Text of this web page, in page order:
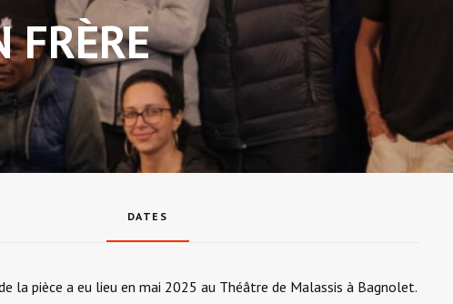
FRÈRE
DATES
la pièce a eu lieu en mai 2025 au Théâtre de Malassis à Bagnolet.